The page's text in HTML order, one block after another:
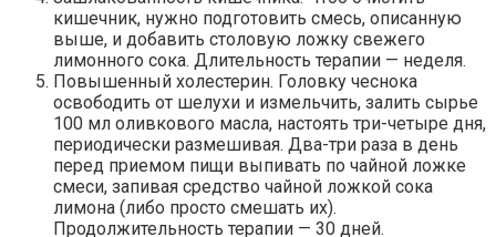
кишечник, нужно подготовить смесь, описанную
выше, и добавить столовую ложку свежего
лимонного сока. Длительность терапии — неделя.
Повышенный холестерин. Головку чеснока
освободить от шелухи и измельчить, залить сырье
100 мл оливкового масла, настоять три-четыре дня,
периодически размешивая. Два-три раза в день
перед приемом пищи выпивать по чайной ложке
смеси, запивая средство чайной ложкой сока
лимона (либо просто смешать их).
Продолжительность терапии — 30 дней.